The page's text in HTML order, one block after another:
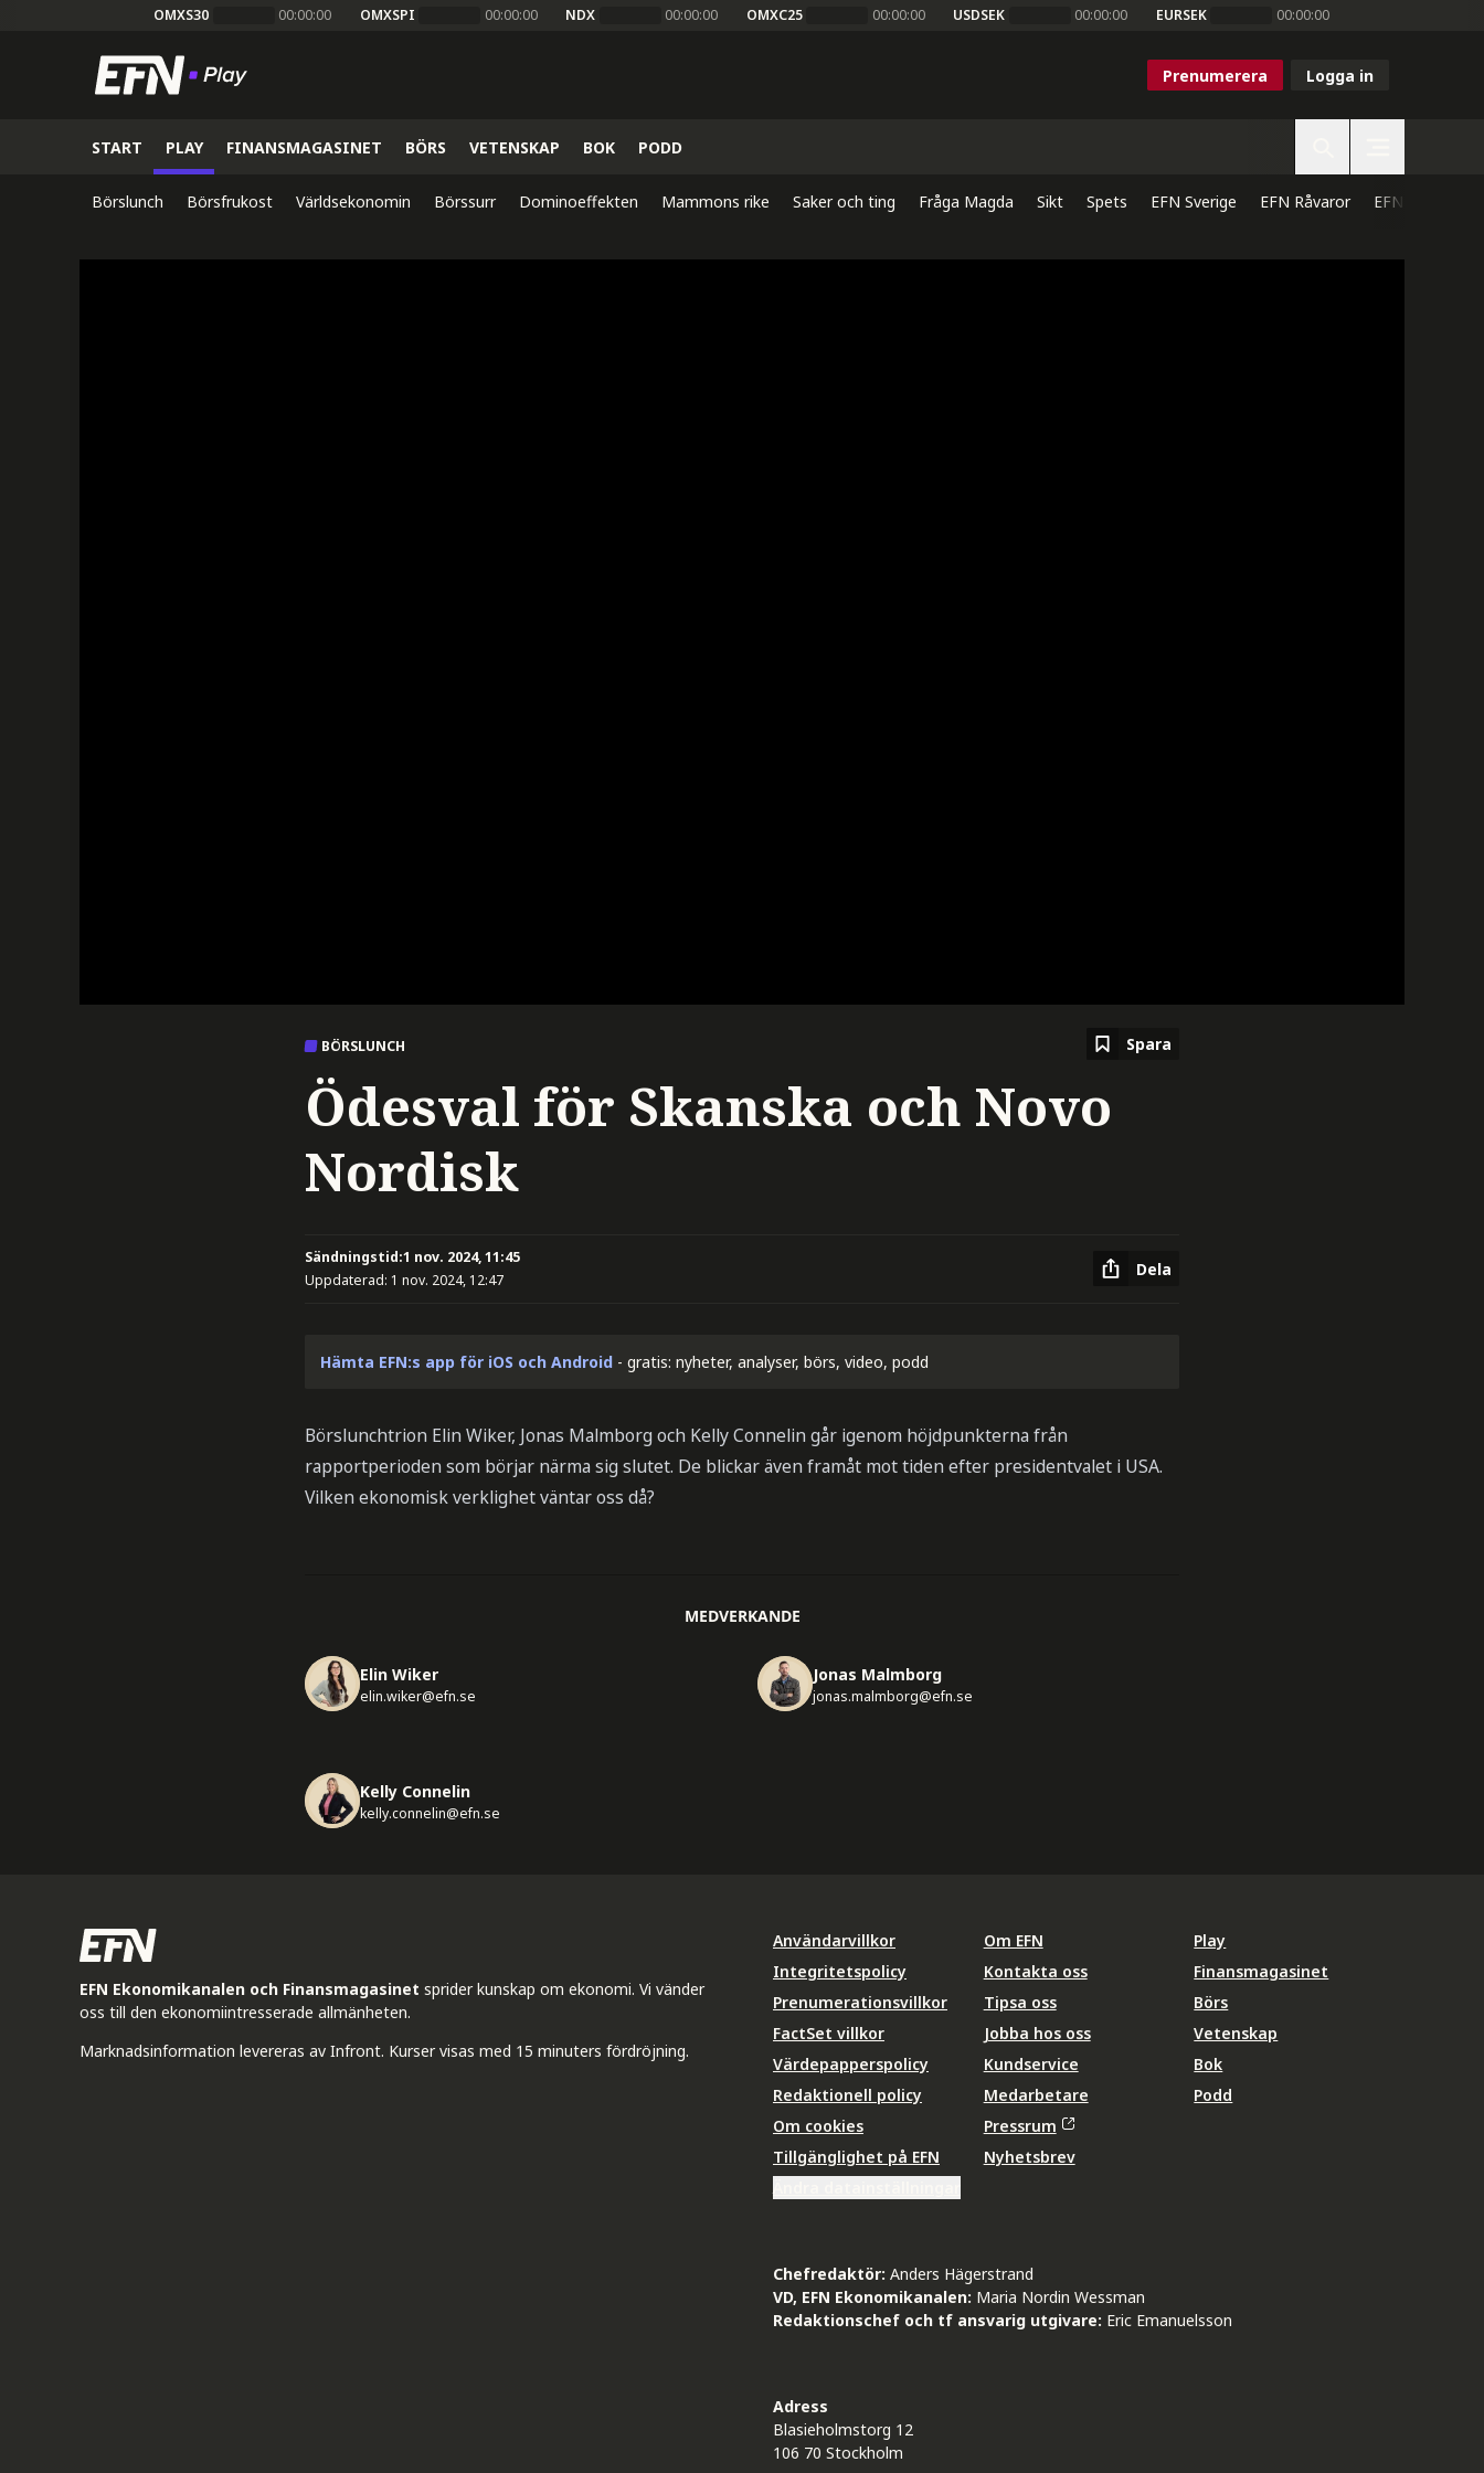
OMXS30 00:00:00 OMXSPI 00:00:00 NDX 00:00:00 OMXC25 00:00:00 USDSEK 00:00:00 EURSEK 00:00:00
Prenumerera Logga in
START PLAY FINANSMAGASINET BÖRS VETENSKAP BOK PODD
Börslunch Börsfrukost Världsekonomin Börssurr Dominoeffekten Mammons rike Saker och ting Fråga Magda Sikt Spets EFN Sverige EFN Råvaror EFN Direkt
BÖRSLUNCH Spara
Ödesval för Skanska och Novo
Nordisk
Sändningstid:1 nov. 2024, 11:45
Uppdaterad: 1 nov. 2024, 12:47
Dela
Hämta EFN:s app för iOS och Android - gratis: nyheter, analyser, börs, video, podd
Börslunchtrion Elin Wiker, Jonas Malmborg och Kelly Connelin går igenom höjdpunkterna från
rapportperioden som börjar närma sig slutet. De blickar även framåt mot tiden efter presidentvalet i USA.
Vilken ekonomisk verklighet väntar oss då?
MEDVERKANDE
Elin Wiker
elin.wiker@efn.se
Jonas Malmborg
jonas.malmborg@efn.se
Kelly Connelin
kelly.connelin@efn.se
EFN Ekonomikanalen och Finansmagasinet sprider kunskap om ekonomi. Vi vänder
oss till den ekonomiintresserade allmänheten.
Marknadsinformation levereras av Infront. Kurser visas med 15 minuters fördröjning.
Användarvillkor
Integritetspolicy
Prenumerationsvillkor
FactSet villkor
Värdepapperspolicy
Redaktionell policy
Om cookies
Tillgänglighet på EFN
Om EFN
Kontakta oss
Tipsa oss
Jobba hos oss
Kundservice
Medarbetare
Pressrum
Nyhetsbrev
Play
Finansmagasinet
Börs
Vetenskap
Bok
Podd
Chefredaktör: Anders Hägerstrand
VD, EFN Ekonomikanalen: Maria Nordin Wessman
Redaktionschef och tf ansvarig utgivare: Eric Emanuelsson
Adress
Blasieholmstorg 12
106 70 Stockholm